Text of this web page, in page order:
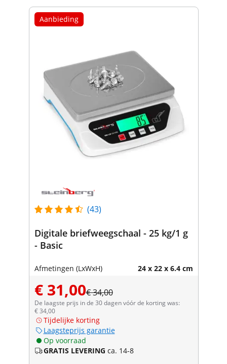
Aanbieding
(43)
Digitale briefweegschaal - 25 kg/1 g
- Basic
Afmetingen (LxWxH) 24 x 22 x 6.4 cm
€ 31,00€ 34,00
De laagste prijs in de 30 dagen vóór de korting was:
€ 34,00
Tijdelijke korting
Laagsteprijs garantie
Op voorraad
GRATIS LEVERING ca. 14-8